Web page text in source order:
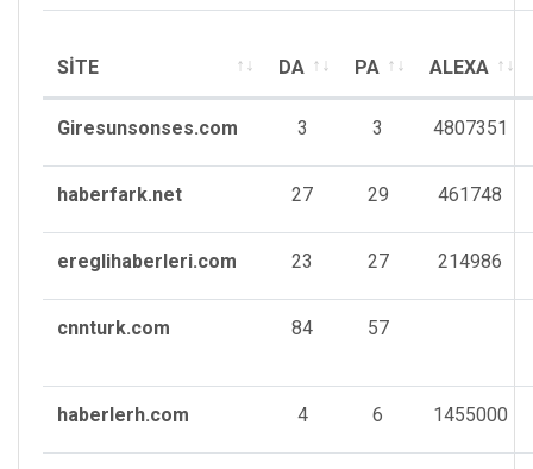
SİTE DA PA ALEXA
Giresunsonses.com 3 3 4807351
haberfark.net 27 29 461748
ereglihaberleri.com 23 27 214986
cnnturk.com 84 57
haberlerh.com 4 6 1455000